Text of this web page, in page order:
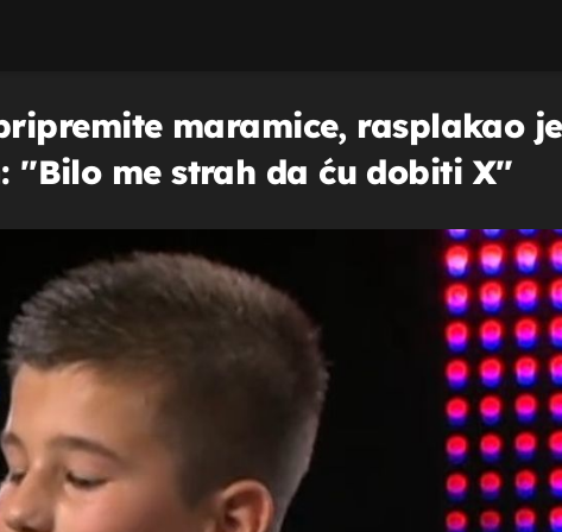
maramice, rasplakao je
''Bilo me strah da ću dobiti X''